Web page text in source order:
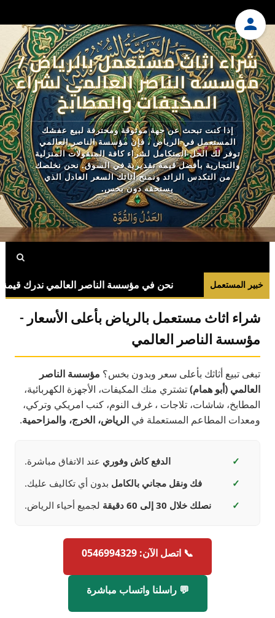
شراء اثاث مستعمل بالرياض /
مؤسسه الناصر العالمي لشراء
المكيفات والمطابخ
إذا كنت تبحث عن جهة موثوقة ومحترفة لبيع عفشك
المستعمل في الرياض ، فإن مؤسسة الناصر العالمي
توفر لك الحل المتكامل لشراء كافة المنقولات المنزلية
والتجارية بأفضل قيمة تقديرية في السوق. نحن نخلصك
من التكدس الزائد ونمنح أثاثك السعر العادل الذي
يستحقه دون بخس.
خبير المستعمل
شراء اثاث مستعمل بالرياض بأعلى الأسعار -
مؤسسة الناصر العالمي
تبغى تبيع أثاثك بأعلى سعر وبدون بخس؟ مؤسسة الناصر
العالمي (أبو همام)تشتري منك المكيفات، الأجهزة الكهربائية،
المطابخ، شاشات، تلاجات ، غرف النوم، كنب امريكي وتركي،
ومعدات المطاعم المستعملة في الرياض، الخرج، والمزاحمية.
✓ الدفع كاش وفوري عند الاتفاق مباشرة.
✓
فك ونقل مجاني بالكامل بدون أي تكاليف عليك.
✓
نصلك خلال 30 إلى 60 دقيقة لجميع أحياء الرياض.
📞 اتصل الآن: 0546994329
💬 راسلنا واتساب مباشرة